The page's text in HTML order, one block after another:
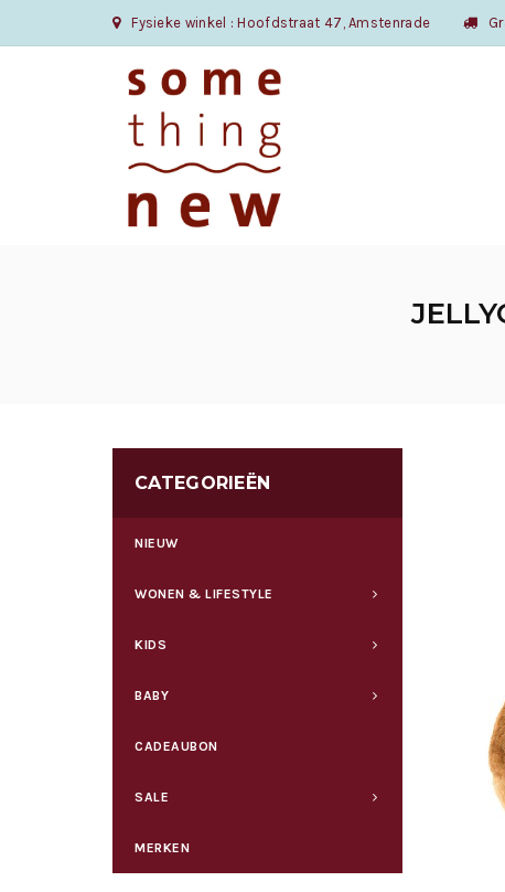
Fysieke winkel : Hoofdstraat 47, Amstenrade
CATEGORIEËN
NIEUW
WONEN & LIFESTYLE
KIDS
BABY
CADEAUBON
SALE
MERKEN